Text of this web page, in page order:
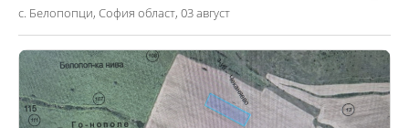
с. Белопопци, София област, 03 август